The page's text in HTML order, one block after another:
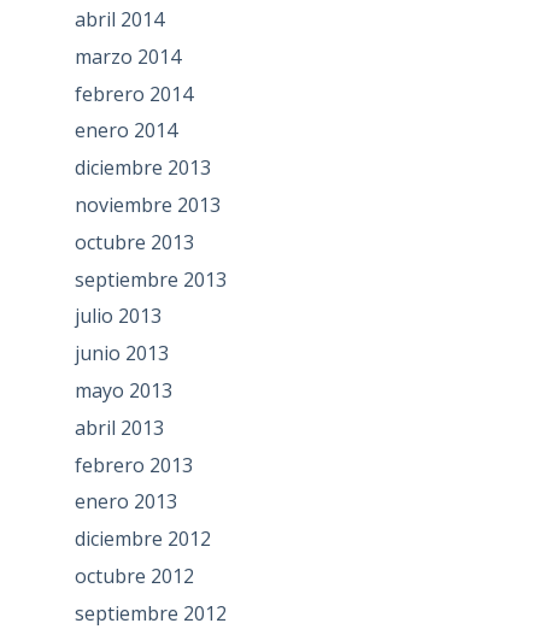
abril 2014
marzo 2014
febrero 2014
enero 2014
diciembre 2013
noviembre 2013
octubre 2013
septiembre 2013
julio 2013
junio 2013
mayo 2013
abril 2013
febrero 2013
enero 2013
diciembre 2012
octubre 2012
septiembre 2012